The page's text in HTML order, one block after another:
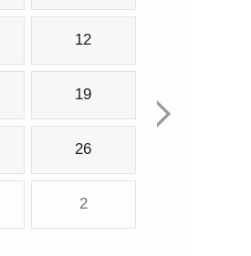
12
19
26
2